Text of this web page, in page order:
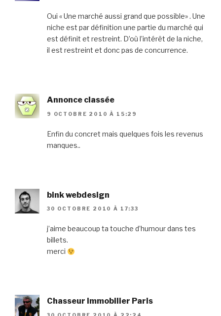
Oui « Une marché aussi grand que possible» . Une
niche est par définition une partie du marché qui
est définit et restreint. D’où l’intérêt de la niche,
il est restreint et donc pas de concurrence.
Annonce classée
9 OCTOBRE 2010 À 15:29
Enfin du concret mais quelques fois les revenus
manques..
bink webdesign
30 OCTOBRE 2010 À 17:33
j’aime beaucoup ta touche d’humour dans tes
billets.
merci
Chasseur immobilier Paris
30 OCTOBRE 2010 À 22:24